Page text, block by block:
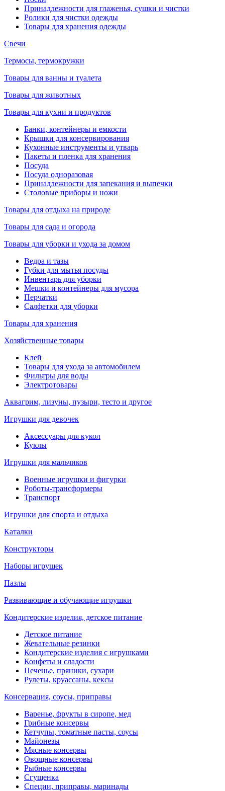
Принадлежности для глаженья, сушки и чистки
Ролики для чистки одежды
Товары для хранения одежды
Свечи
Термосы, термокружки
Товары для ванны и туалета
Товары для животных
Товары для кухни и продуктов
Банки, контейнеры и емкости
Крышки для консервирования
Кухонные инструменты и утварь
Пакеты и пленка для хранения
Посуда
Посуда одноразовая
Принадлежности для запекания и выпечки
Столовые приборы и ножи
Товары для отдыха на природе
Товары для сада и огорода
Товары для уборки и ухода за домом
Ведра и тазы
Губки для мытья посуды
Инвентарь для уборки
Мешки и контейнеры для мусора
Перчатки
Салфетки для уборки
Товары для хранения
Хозяйственные товары
Клей
Товары для ухода за автомобилем
Фильтры для воды
Электротовары
Аквагрим, лизуны, пузыри, тесто и другое
Игрушки для девочек
Аксессуары для кукол
Куклы
Игрушки для мальчиков
Военные игрушки и фигурки
Роботы-трансформеры
Транспорт
Игрушки для спорта и отдыха
Каталки
Конструкторы
Наборы игрушек
Пазлы
Развивающие и обучающие игрушки
Кондитерские изделия, детское питание
Детское питание
Жевательные резинки
Кондитерские изделия с игрушками
Конфеты и сладости
Печенье, пряники, сухари
Рулеты, круассаны, кексы
Консервация, соусы, приправы
Варенье, фрукты в сиропе, мед
Грибные консервы
Кетчупы, томатные пасты, соусы
Майонезы
Мясные консервы
Овощные консервы
Рыбные консервы
Сгущенка
Специи, приправы, маринады